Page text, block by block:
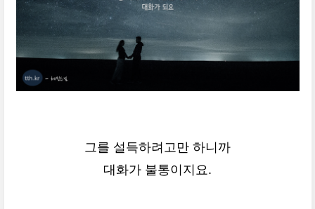
그를 설득하려고만 하니까
대화가 불통이지요.